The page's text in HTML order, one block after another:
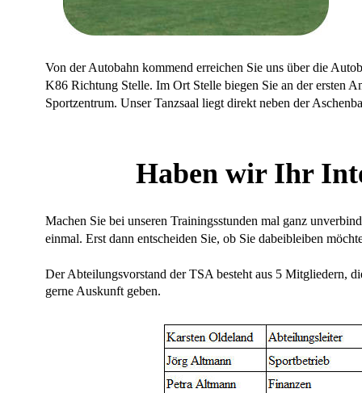
Von der Autobahn kommend erreichen Sie uns über die
K86 Richtung Stelle. Im Ort Stelle biegen Sie an der ersten
Sportzentrum. Unser Tanzsaal liegt direkt neben der
Haben wir Ihr
Machen Sie bei unseren Trainingsstunden mal ganz
einmal. Erst dann entscheiden Sie, ob Sie dabeibleiben
Der Abteilungsvorstand der TSA besteht aus 5 Mitgliedern,
gerne Auskunft geben.